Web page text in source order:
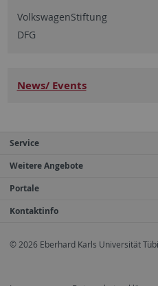
VolkswagenStiftung
DFG
News/ Events
Service
Weitere Angebote
Portale
Kontaktinfo
© 2026 Eberhard Karls Universität